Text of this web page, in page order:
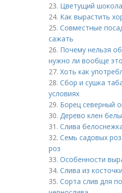
23. Цветущий
24. Как вырастить
25. Совместные
сажать
26. Почему нельзя
нужно ли вообще
27. Хоть как
28. Сбор и сушка
условиях
29. Борец северный
30. Дерево клен
31. Слива
32. Семь садовых
роз
33. Особенности
34. Слива из
35. Сорта слив для